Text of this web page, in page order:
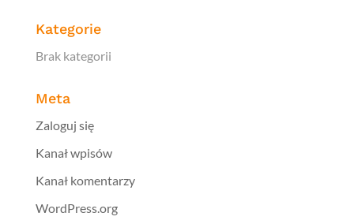
Kategorie
Brak kategorii
Meta
Zaloguj się
Kanał wpisów
Kanał komentarzy
WordPress.org